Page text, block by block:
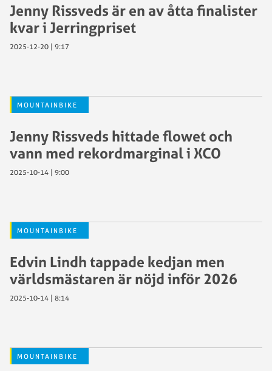
Jenny Rissveds är en av åtta finalister
kvar i Jerringpriset
2025-12-20 | 9:17
MOUNTAINBIKE
Jenny Rissveds hittade flowet och
vann med rekordmarginal i XCO
2025-10-14 | 9:00
MOUNTAINBIKE
Edvin Lindh tappade kedjan men
världsmästaren är nöjd inför 2026
2025-10-14 | 8:14
MOUNTAINBIKE